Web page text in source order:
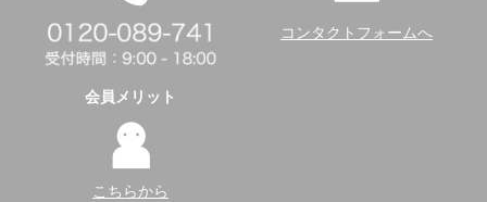
コンタクトフォームへ
会員メリット
こちらから